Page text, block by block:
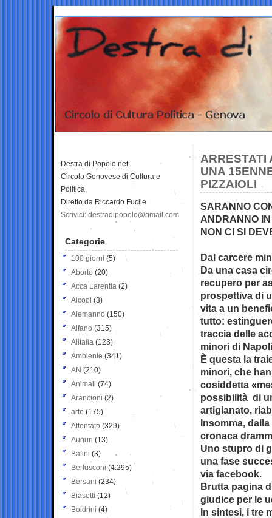
ARRESTATI
UNA
PIZZAIOLI
SARANNO
ANDRANNO
NON CI SI
Dal carcere
Da una casa
recupero per
prospettiva di
vita a un
tutto:
traccia delle
minori di
È questa la
minori, che
cosiddetta
possibilità di
artigianato,
Insomma,
cronaca
Uno stupro di
una fase
via facebook.
Brutta pagina
giudice per le
In sintesi, i tre
Destra di Popolo.net
Circolo Genovese di Cultura e
Politica
Diretto da Riccardo Fucile
Scrivici: destradipopolo@gmail.com
Categorie
100 giorni (5)
Aborto (20)
Acca Larentia (2)
Alcool (3)
Alemanno (150)
Alfano (315)
Alitalia (123)
Ambiente (341)
AN (210)
Animali (74)
Arancioni (2)
arte (175)
Attentato (329)
Auguri (13)
Batini (3)
Berlusconi (4.295)
Bersani (234)
Biasotti (12)
Boldrini (4)